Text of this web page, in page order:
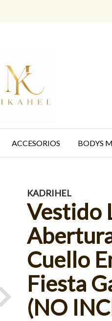
ACCESORIOS BODYS
Next
KADRIHEL
Vestido
Cuello
Fiesta
(NO